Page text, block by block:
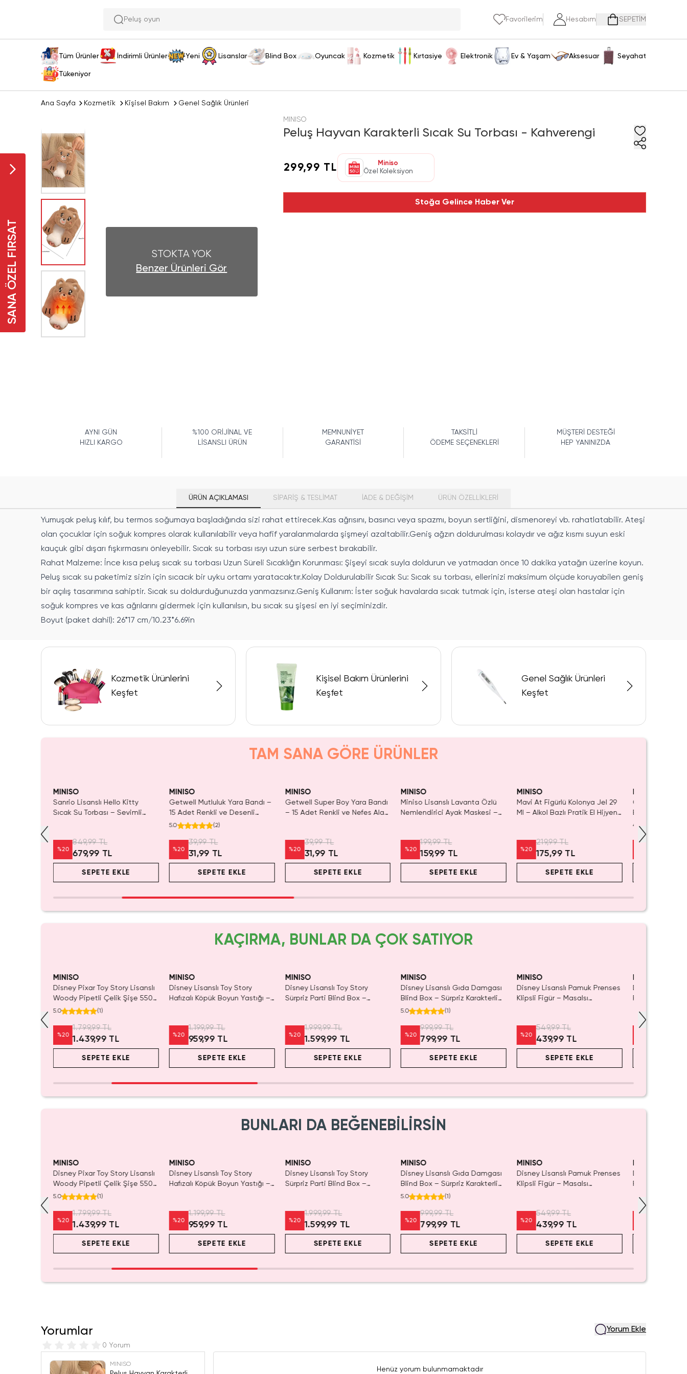
Peluş oyuncak ara Favorilerim Hesabım SEPETİM
Tüm Ürünler İndirimli Ürünler Yeni Lisanslar Blind Box Oyuncak Kozmetik Kırtasiye Elektronik Ev & Yaşam Aksesuar Seyahat
Tükeniyor
SANA ÖZEL FIRSAT
Ana Sayfa Kozmetik Kişisel Bakım Genel Sağlık Ürünleri
STOKTA YOK
Benzer Ürünleri Gör
MINISO
Peluş Hayvan Karakterli Sıcak Su Torbası - Kahverengi
299,99 TL
Miniso
Özel Koleksiyon
Stoğa Gelince Haber Ver
AYNI GÜN
HIZLI KARGO
%100 ORİJİNAL VE
LİSANSLI ÜRÜN
MEMNUNİYET
GARANTİSİ
TAKSİTLİ
ÖDEME SEÇENEKLERİ
MÜŞTERİ DESTEĞİ
HEP YANINIZDA
ÜRÜN AÇIKLAMASI SİPARİŞ & TESLİMAT İADE & DEĞİŞİM ÜRÜN ÖZELLIKLERI
Yumuşak peluş kılıf, bu termos soğumaya başladığında sizi rahat ettirecek.Kas ağrısını, basıncı veya spazmı, boyun sertliğini, dismenoreyi vb. rahatlatabilir. Ateşi
olan çocuklar için soğuk kompres olarak kullanılabilir veya hafif yaralanmalarda şişmeyi azaltabilir.Geniş ağzın doldurulması kolaydır ve ağız kısmı suyun eski
kauçuk gibi dışarı fışkırmasını önleyebilir. Sıcak su torbası ısıyı uzun süre serbest bırakabilir.
Rahat Malzeme: İnce kısa peluş sıcak su torbası Uzun Süreli Sıcaklığın Korunması: Şişeyi sıcak suyla doldurun ve yatmadan önce 10 dakika yatağın üzerine koyun.
Peluş sıcak su paketimiz sizin için sıcacık bir uyku ortamı yaratacaktır.Kolay Doldurulabilir Sıcak Su: Sıcak su torbası, ellerinizi maksimum ölçüde koruyabilen geniş
bir açılış tasarımına sahiptir. Sıcak su doldurduğunuzda yanmazsınız.Geniş Kullanım: İster soğuk havalarda sıcak tutmak için, isterse ateşi olan hastalar için
soğuk kompres ve kas ağrılarını gidermek için kullanılsın, bu sıcak su şişesi en iyi seçiminizdir.
Boyut (paket dahil): 26*17 cm/10.23*6.69in
Kozmetik Ürünlerini
Keşfet
Kişisel Bakım Ürünlerini
Keşfet
Genel Sağlık Ürünleri
Keşfet
TAM SANA GÖRE ÜRÜNLER
MINISO
Sanrio Lisanslı Hello Kitty
Sıcak Su Torbası – Sevimli
%20
849,99 TL
679,99 TL
SEPETE EKLE
MINISO
Getwell Mutluluk Yara Bandı –
15 Adet Renkli ve Desenli
Tasarım
5.0 (2)
%20
39,99 TL
31,99 TL
SEPETE EKLE
MINISO
Getwell Super Boy Yara Bandı
– 15 Adet Renkli ve Nefes Alan
%20
39,99 TL
31,99 TL
SEPETE EKLE
MINISO
Miniso Lisanslı Lavanta Özlü
Nemlendirici Ayak Maskesi –
%20
199,99 TL
159,99 TL
SEPETE EKLE
MINISO
Mavi At Figürlü Kolonya Jel 29
Ml – Alkol Bazlı Pratik El Hijyen
%20
219,99 TL
175,99 TL
SEPETE EKLE
Getwell Suya
Bandı – 10'lu
Boyutlu
4.5
KAÇIRMA, BUNLAR DA ÇOK SATIYOR
MINISO
Disney Pixar Toy Story Lisanslı
Woody Pipetli Çelik Şişe 550
mL – Saplı Tasarım
5.0 (1)
%20
1.799,99 TL
1.439,99 TL
SEPETE EKLE
MINISO
Disney Lisanslı Toy Story
Hafızalı Köpük Boyun Yastığı –
%20
1.199,99 TL
959,99 TL
SEPETE EKLE
MINISO
Disney Lisanslı Toy Story
Sürpriz Parti Blind Box –
%20
1.999,99 TL
1.599,99 TL
SEPETE EKLE
MINISO
Disney Lisanslı Gıda Damgası
Blind Box – Sürpriz Karakterli
Eğlenceli Sunum
5.0 (1)
%20
999,99 TL
799,99 TL
SEPETE EKLE
MINISO
Disney Lisanslı Pamuk Prenses
Klipsli Figür – Masalsı
%20
549,99 TL
439,99 TL
SEPETE EKLE
Disney Lisanslı
Figür Blind Box
BUNLARI DA BEĞENEBİLİRSİN
MINISO
Disney Pixar Toy Story Lisanslı
Woody Pipetli Çelik Şişe 550
mL – Saplı Tasarım
5.0 (1)
%20
1.799,99 TL
1.439,99 TL
SEPETE EKLE
MINISO
Disney Lisanslı Toy Story
Hafızalı Köpük Boyun Yastığı –
%20
1.199,99 TL
959,99 TL
SEPETE EKLE
MINISO
Disney Lisanslı Toy Story
Sürpriz Parti Blind Box –
%20
1.999,99 TL
1.599,99 TL
SEPETE EKLE
MINISO
Disney Lisanslı Gıda Damgası
Blind Box – Sürpriz Karakterli
Eğlenceli Sunum
5.0 (1)
%20
999,99 TL
799,99 TL
SEPETE EKLE
MINISO
Disney Lisanslı Pamuk Prenses
Klipsli Figür – Masalsı
%20
549,99 TL
439,99 TL
SEPETE EKLE
Disney Lisanslı
Figür Blind Box
Yorumlar
0 Yorum
Yorum Ekle
MINISO
Henüz yorum bulunmamaktadır